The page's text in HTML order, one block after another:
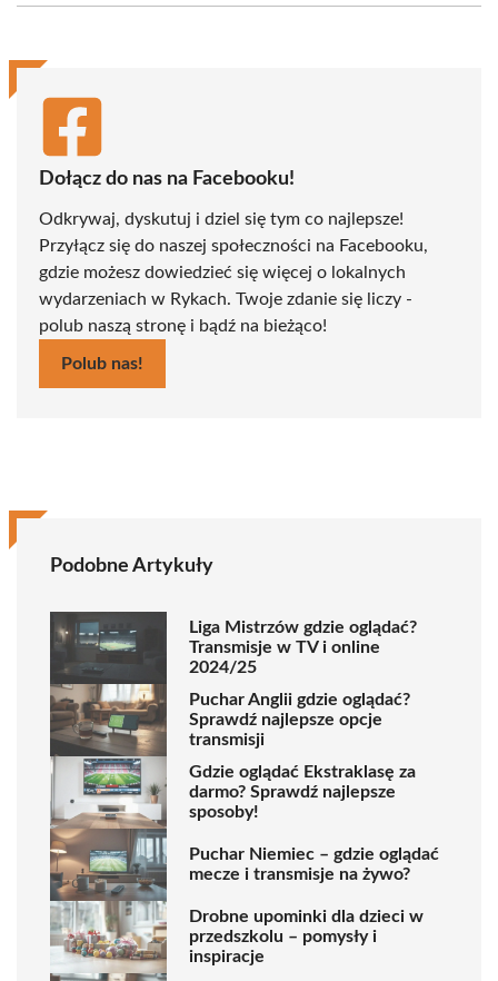
(Twitter)
Dołącz do nas na Facebooku!
Odkrywaj, dyskutuj i dziel się tym co najlepsze!
Przyłącz się do naszej społeczności na Facebooku,
gdzie możesz dowiedzieć się więcej o lokalnych
wydarzeniach w Rykach. Twoje zdanie się liczy -
polub naszą stronę i bądź na bieżąco!
Polub nas!
Podobne Artykuły
Liga Mistrzów gdzie oglądać?
Transmisje w TV i online
2024/25
Puchar Anglii gdzie oglądać?
Sprawdź najlepsze opcje
transmisji
Gdzie oglądać Ekstraklasę za
darmo? Sprawdź najlepsze
sposoby!
Puchar Niemiec – gdzie oglądać
mecze i transmisje na żywo?
Drobne upominki dla dzieci w
przedszkolu – pomysły i
inspiracje